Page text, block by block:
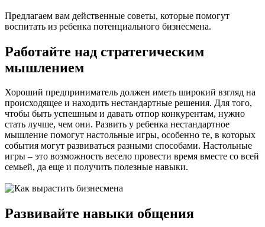
Предлагаем вам действенные советы, которые помогут
воспитать из ребенка потенциального бизнесмена.
Работайте над стратегическим
мышлением
Хороший предприниматель должен иметь широкий взгляд на
происходящее и находить нестандартные решения. Для того,
чтобы быть успешным и давать отпор конкурентам, нужно
стать лучше, чем они. Развить у ребенка нестандартное
мышление помогут настольные игры, особенно те, в которых
события могут развиваться разными способами. Настольные
игры – это возможность весело провести время вместе со всей
семьей, да еще и получить полезные навыки.
Развивайте навыки общения